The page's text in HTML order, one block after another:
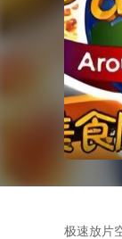
极速放片